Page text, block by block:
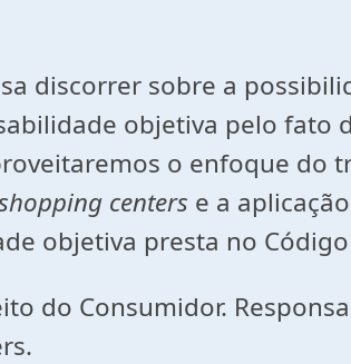
discorrer sobre a
objetiva pelo fato
o enfoque do
centers e a
objetiva presta no
do Consumidor.